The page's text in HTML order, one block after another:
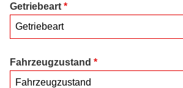
Getriebeart *
Getriebeart
Fahrzeugzustand *
Fahrzeugzustand